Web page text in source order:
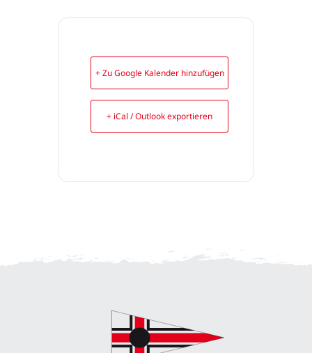
+ Zu Google Kalender hinzufügen
+ iCal / Outlook exportieren